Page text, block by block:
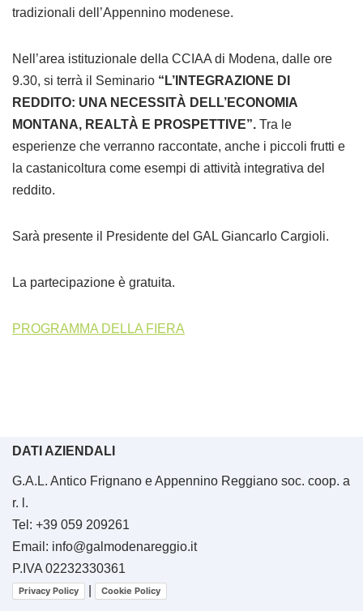
tradizionali dell’Appennino modenese.
Nell’area istituzionale della CCIAA di Modena, dalle ore
9.30, si terrà il Seminario “L’INTEGRAZIONE DI
REDDITO: UNA NECESSITÀ DELL’ECONOMIA
MONTANA, REALTÀ E PROSPETTIVE”. Tra le
esperienze che verranno raccontate, anche i piccoli frutti e
la castanicoltura come esempi di attività integrativa del
reddito.
Sarà presente il Presidente del GAL Giancarlo Cargioli.
La partecipazione è gratuita.
PROGRAMMA DELLA FIERA
DATI AZIENDALI
G.A.L. Antico Frignano e Appennino Reggiano soc. coop. a
r. l.
Tel: +39 059 209261
Email: info@galmodenareggio.it
P.IVA 02232330361
Privacy Policy Cookie Policy